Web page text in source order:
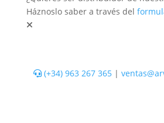
Háznoslo saber a través del
(+34) 963 267 365|